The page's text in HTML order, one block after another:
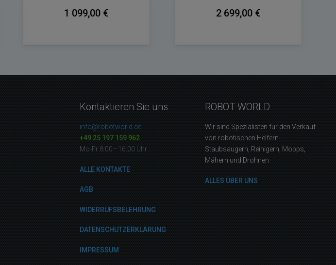
1 099,00 € 2 699,00 €
Kontaktieren Sie uns
info@robotworld.de
+49 25 197 159 962
Mo-Fr 8:00—16:00 Uhr
ALLE KONTAKTE
AGB
WIDERRUFSBELEHRUNG
DATENSCHUTZERKLÄRUNG
IMPRESSUM
ROBOT WORLD
Wir sind Spezialisten für den Verkauf
von robotischen Helfern-
Staubsaugern, Reinigern, Mopps,
Mähern und Drohnen
ALLES ÜBER UNS